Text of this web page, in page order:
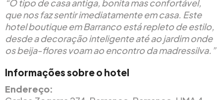
“O tipo de casa antiga, bonita mas confortável,
que nos faz sentir imediatamente em casa. Este
hotel boutique em Barranco está repleto de estilo,
desde a decoração inteligente até ao jardim onde
os beija-flores voam ao encontro da madressilva.”
Informações sobre o hotel
Endereço: